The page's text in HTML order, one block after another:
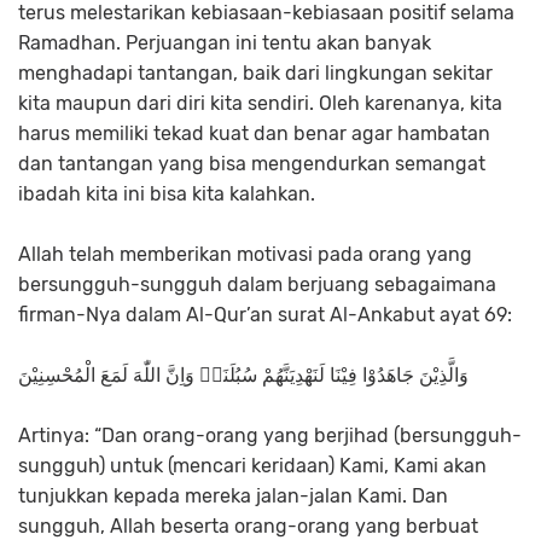
terus melestarikan kebiasaan-kebiasaan positif selama
Ramadhan. Perjuangan ini tentu akan banyak
menghadapi tantangan, baik dari lingkungan sekitar
kita maupun dari diri kita sendiri. Oleh karenanya, kita
harus memiliki tekad kuat dan benar agar hambatan
dan tantangan yang bisa mengendurkan semangat
ibadah kita ini bisa kita kalahkan.
Allah telah memberikan motivasi pada orang yang
bersungguh-sungguh dalam berjuang sebagaimana
firman-Nya dalam Al-Qur’an surat Al-Ankabut ayat 69:
Artinya: “Dan orang-orang yang berjihad (bersungguh-
sungguh) untuk (mencari keridaan) Kami, Kami akan
tunjukkan kepada mereka jalan-jalan Kami. Dan
sungguh, Allah beserta orang-orang yang berbuat